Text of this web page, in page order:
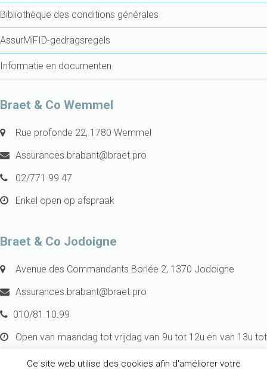
Bibliothèque des conditions générales
AssurMiFID-gedragsregels
Informatie en documenten
Braet & Co Wemmel
Rue profonde 22, 1780 Wemmel
Assurances.brabant@braet.pro
02/771 99 47
Enkel open op afspraak
Braet & Co Jodoigne
Avenue des Commandants Borlée 2, 1370 Jodoigne
Assurances.brabant@braet.pro
010/81.10.99
Open van maandag tot vrijdag van 9u tot 12u en van 13u tot
Ce site web utilise des cookies afin d'améliorer votre